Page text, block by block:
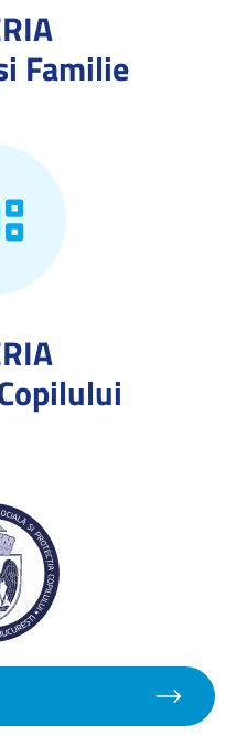
Familie